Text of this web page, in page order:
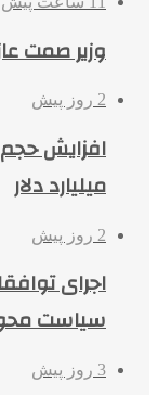
وزیر صمت
2 روز پیش
میلیارد دلار
2 روز پیش
اجرای
سیاست
3 روز پیش